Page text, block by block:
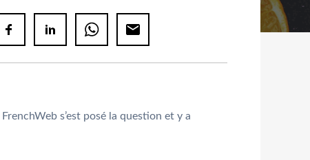
s’est posé la question et y a